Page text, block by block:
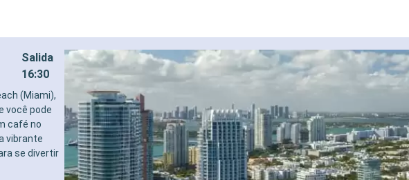
Salida
16:30
(Miami),
você pode
café no
vibrante
se divertir